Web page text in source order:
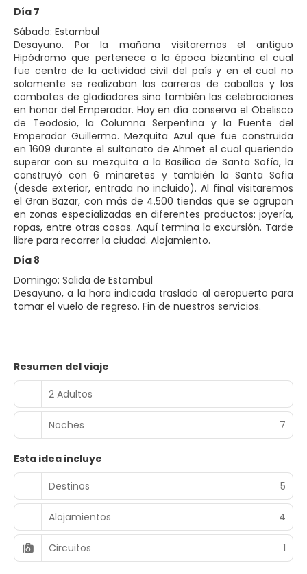
Día 7
Sábado: Estambul
Desayuno. Por la mañana visitaremos el antiguo
Hipódromo que pertenece a la época bizantina el cual
fue centro de la actividad civil del país y en el cual no
solamente se realizaban las carreras de caballos y los
combates de gladiadores sino también las celebraciones
en honor del Emperador. Hoy en día conserva el Obelisco
de Teodosio, la Columna Serpentina y la Fuente del
Emperador Guillermo. Mezquita Azul que fue construida
en 1609 durante el sultanato de Ahmet el cual queriendo
superar con su mezquita a la Basílica de Santa Sofía, la
construyó con 6 minaretes y también la Santa Sofia
(desde exterior, entrada no incluido). Al final visitaremos
el Gran Bazar, con más de 4.500 tiendas que se agrupan
en zonas especializadas en diferentes productos: joyería,
ropas, entre otras cosas. Aquí termina la excursión. Tarde
libre para recorrer la ciudad. Alojamiento.
Día 8
Domingo: Salida de Estambul
Desayuno, a la hora indicada traslado al aeropuerto para
tomar el vuelo de regreso. Fin de nuestros servicios.
Resumen del viaje
2 Adultos
Noches 7
Esta idea incluye
Destinos
5
Alojamientos 4
Circuitos 1